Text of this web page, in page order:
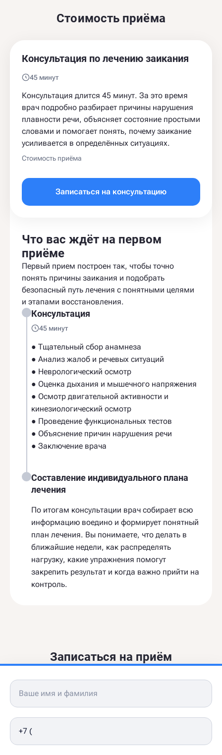
Стоимость приёма
Консультация по лечению заикания
45 минут
Консультация длится 45 минут. За это время
врач подробно разбирает причины нарушения
плавности речи, объясняет состояние простыми
словами и помогает понять, почему заикание
усиливается в определённых ситуациях.
Стоимость приёма
Записаться на консультацию
Что вас ждёт на первом
приёме
Первый прием построен так, чтобы точно
понять причины заикания и подобрать
безопасный путь лечения с понятными целями
и этапами восстановления.
Консультация
45 минут
● Тщательный сбор анамнеза
● Анализ жалоб и речевых ситуаций
● Неврологический осмотр
● Оценка дыхания и мышечного напряжения
● Осмотр двигательной активности и
кинезиологический осмотр
● Проведение функциональных тестов
● Объяснение причин нарушения речи
● Заключение врача
Составление индивидуального плана
лечения
По итогам консультации врач собирает всю
информацию воедино и формирует понятный
план лечения. Вы понимаете, что делать в
ближайшие недели, как распределять
нагрузку, какие упражнения помогут
закрепить результат и когда важно прийти на
контроль.
Записаться на приём